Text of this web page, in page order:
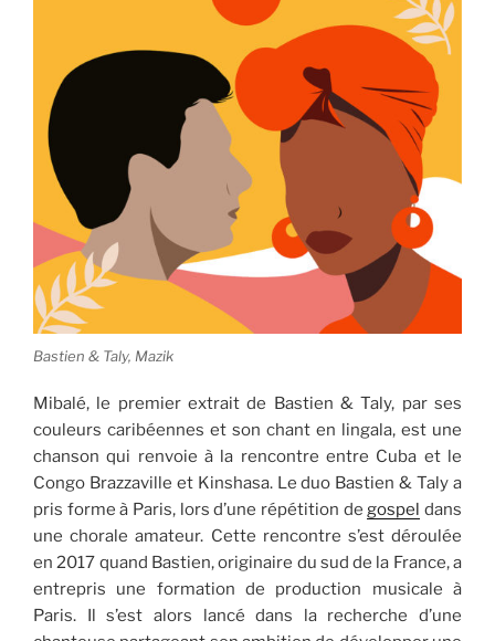
Bastien & Taly, Mazik
Mibalé, le premier extrait de Bastien & Taly, par ses
couleurs caribéennes et son chant en lingala, est une
chanson qui renvoie à la rencontre entre Cuba et le
Congo Brazzaville et Kinshasa. Le duo Bastien & Taly a
pris forme à Paris, lors d’une répétition degospel dans
une chorale amateur. Cette rencontre s’est déroulée
en 2017 quand Bastien, originaire du sud de la France, a
entrepris une formation de production musicale à
Paris. Il s’est alors lancé dans la recherche d’une